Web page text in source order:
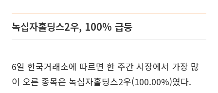
녹십자홀딩스2우, 100% 급등
6일 한국거래소에 따르면 한 주간 시장에서 가장 많
이 오른 종목은 녹십자홀딩스2우(100.00%)였다.